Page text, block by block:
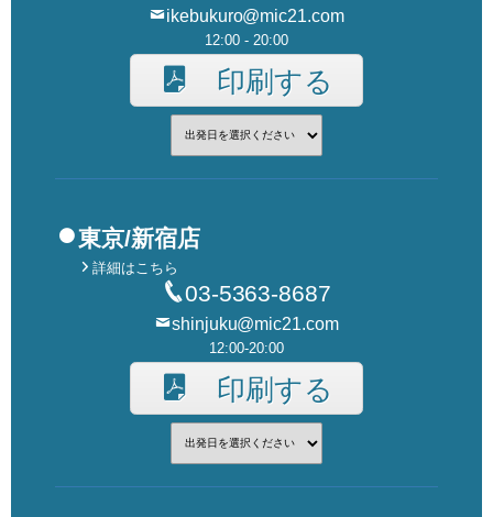
ikebukuro@mic21.com
12:00 - 20:00
印刷する
東京/新宿店
詳細はこちら
03-5363-8687
shinjuku@mic21.com
12:00-20:00
印刷する